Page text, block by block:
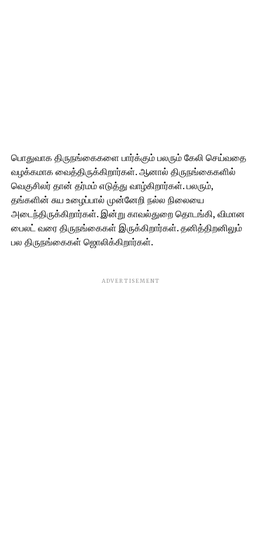
பொதுவாக திருநங்கைகளை பார்க்கும் பலரும் கேலி செய்வதை
வழக்கமாக வைத்திருக்கிறார்கள். ஆனால் திருநங்கைகளில்
வெகுசிலர் தான் தர்மம் எடுத்து வாழ்கிறார்கள். பலரும்,
தங்களின் சுய உழைப்பால் முன்னேறி நல்ல நிலையை
அடைந்திருக்கிறார்கள். இன்று காவல்துறை தொடங்கி, விமான
பைலட் வரை திருநங்கைகள் இருக்கிறார்கள். தனித்திறனிலும்
பல திருநங்கைகள் ஜொலிக்கிறார்கள்.
ADVERTISEMENT